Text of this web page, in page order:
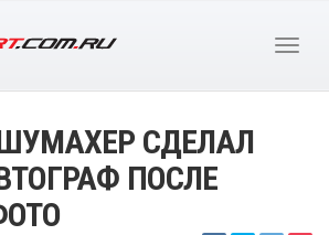
СДЕЛАЛ
ПОСЛЕ